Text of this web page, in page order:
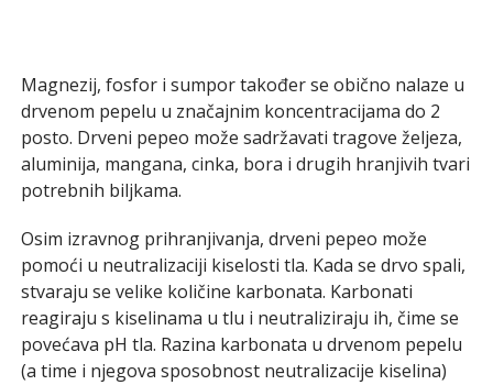
Magnezij, fosfor i sumpor također se obično nalaze u
drvenom pepelu u značajnim koncentracijama do 2
posto. Drveni pepeo može sadržavati tragove željeza,
aluminija, mangana, cinka, bora i drugih hranjivih tvari
potrebnih biljkama.
Osim izravnog prihranjivanja, drveni pepeo može
pomoći u neutralizaciji kiselosti tla. Kada se drvo spali,
stvaraju se velike količine karbonata. Karbonati
reagiraju s kiselinama u tlu i neutraliziraju ih, čime se
povećava pH tla. Razina karbonata u drvenom pepelu
(a time i njegova sposobnost neutralizacije kiselina)